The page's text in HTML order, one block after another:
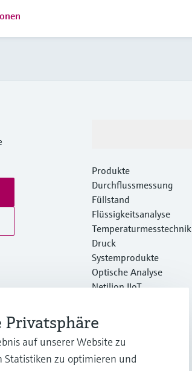
Produkte
Durchflussmessung
Füllstand
Flüssigkeitsanalyse
Temperaturmesstechnik
Druck
Systemprodukte
Optische Analyse
Netilion IIoT
Online Tools
Dienstleistungen
auf unserer Website zu
Statistiken zu optimieren und